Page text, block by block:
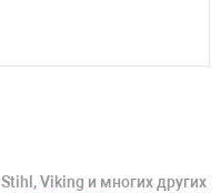
Viking и многих других